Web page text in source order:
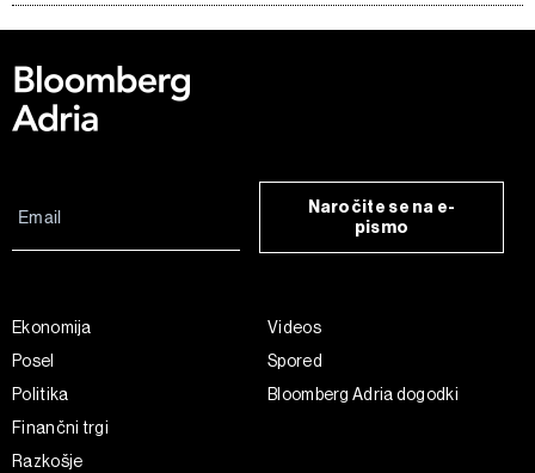
Naročite se na e-
pismo
Ekonomija
Posel
Politika
Finančni trgi
Razkošje
Videos
Spored
Bloomberg Adria dogodki